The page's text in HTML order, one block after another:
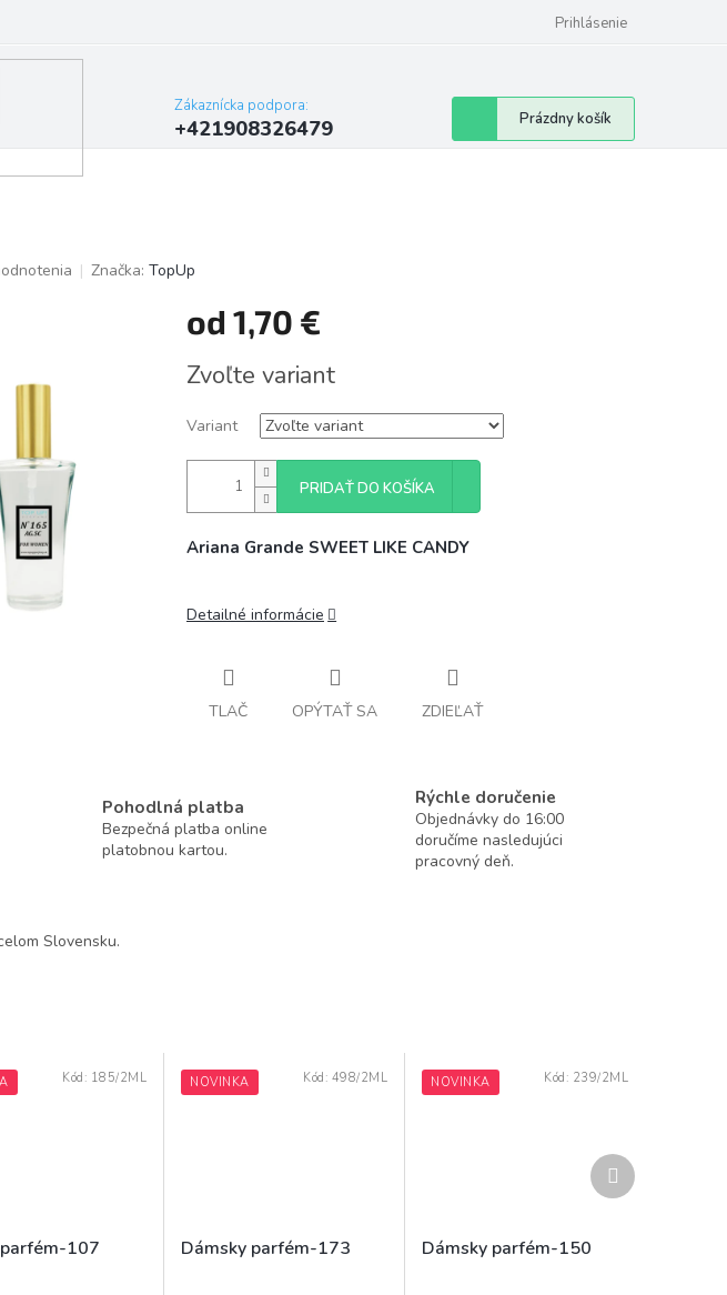
Prihlásenie
Zákaznícka podpora:
+421908326479
Nákupný
košík
Prázdny košík
Značka: TopUp
od 1,70 €
cena:
Zvoľte variant
Variant
PRIDAŤ DO KOŠÍKA
Ariana Grande SWEET LIKE CANDY
Detailné informácie
TLAČ OPÝTAŤ SA ZDIEĽAŤ
Pohodlná platba
Bezpečná platba online
platobnou kartou.
Rýchle doručenie
Objednávky do 16:00
doručíme nasledujúci
pracovný deň.
Slovensku.
107
Kód: 185/2ML NOVINKA
Dámsky parfém-173
Kód: 498/2ML NOVINKA
Dámsky parfém-150
Kód: 239/2ML
Ďalší
produkt